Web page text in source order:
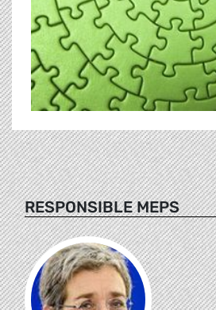
RESPONSIBLE MEPS